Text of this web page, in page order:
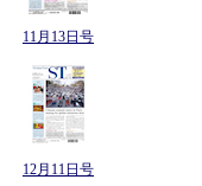
11月13日号
12月11日号